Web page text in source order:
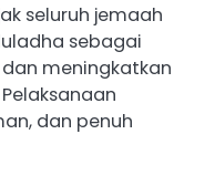
seluruh jemaah
sebagai
meningkatkan
dan penuh